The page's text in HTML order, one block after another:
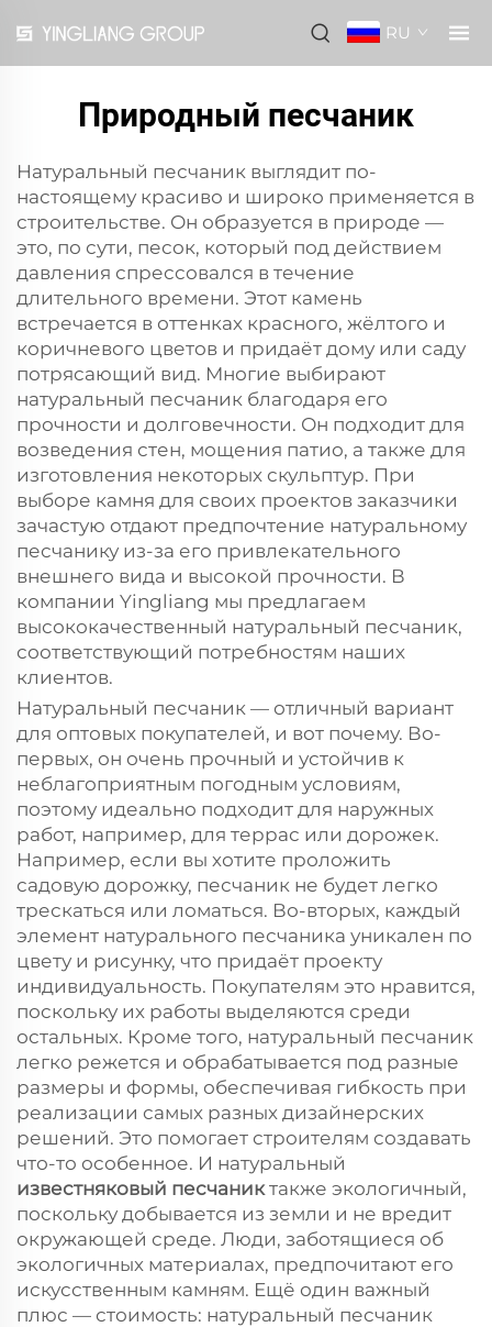
RU
Природный песчаник
Натуральный песчаник выглядит по-
настоящему красиво и широко применяется в
строительстве. Он образуется в природе —
это, по сути, песок, который под действием
давления спрессовался в течение
длительного времени. Этот камень
встречается в оттенках красного, жёлтого и
коричневого цветов и придаёт дому или саду
потрясающий вид. Многие выбирают
натуральный песчаник благодаря его
прочности и долговечности. Он подходит для
возведения стен, мощения патио, а также для
изготовления некоторых скульптур. При
выборе камня для своих проектов заказчики
зачастую отдают предпочтение натуральному
песчанику из-за его привлекательного
внешнего вида и высокой прочности. В
компании Yingliang мы предлагаем
высококачественный натуральный песчаник,
соответствующий потребностям наших
клиентов.
Натуральный песчаник — отличный вариант
для оптовых покупателей, и вот почему. Во-
первых, он очень прочный и устойчив к
неблагоприятным погодным условиям,
поэтому идеально подходит для наружных
работ, например, для террас или дорожек.
Например, если вы хотите проложить
садовую дорожку, песчаник не будет легко
трескаться или ломаться. Во-вторых, каждый
элемент натурального песчаника уникален по
цвету и рисунку, что придаёт проекту
индивидуальность. Покупателям это нравится,
поскольку их работы выделяются среди
остальных. Кроме того, натуральный песчаник
легко режется и обрабатывается под разные
размеры и формы, обеспечивая гибкость при
реализации самых разных дизайнерских
решений. Это помогает строителям создавать
что-то особенное. И натуральный
известняковый песчаниктакже экологичный,
поскольку добывается из земли и не вредит
окружающей среде. Люди, заботящиеся об
экологичных материалах, предпочитают его
искусственным камням. Ещё один важный
плюс — стоимость: натуральный песчаник